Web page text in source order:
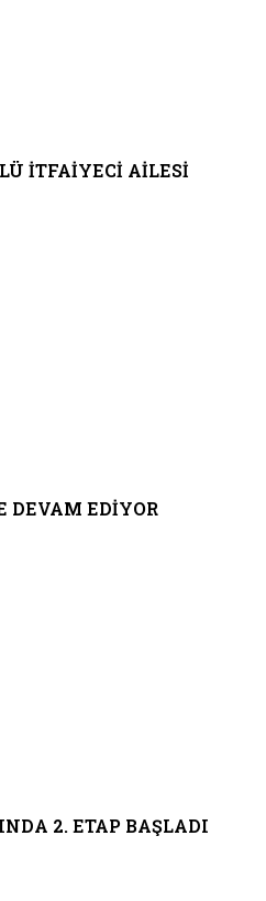
İTFAİYECİ AİLESİ
DEVAM EDİYOR
2. ETAP BAŞLADI